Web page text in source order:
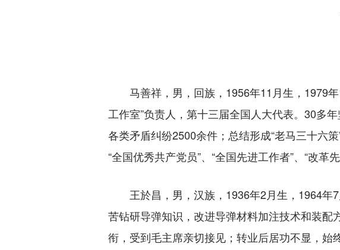
马善祥，男，回族，1956年11月生，1979年
工作室”负责人，第十三届全国人大代表。30多
各类矛盾纠纷2500余件；总结形成“老马三十六
“全国优秀共产党员”、“全国先进工作者”、“改革先
王於昌，男，汉族，1936年2月生，1964年7
苦钻研导弹知识，改进导弹材料加注技术和装配
衔，受到毛主席亲切接见；转业后居功不显，始